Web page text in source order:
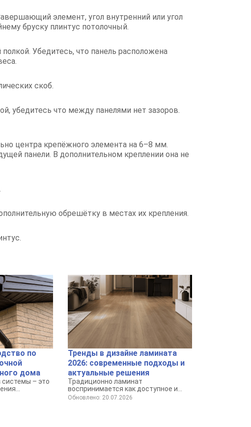
элемент, угол внутренний или угол
бруску плинтус потолочный.
Убедитесь, что панель расположена
скоб.
убедитесь что между панелями нет зазоров.
центра крепёжного элемента на 6–8 мм.
панели. В дополнительном креплении она не
обрешётку в местах их крепления.
по
дома
– это
вашего
Тренды в дизайне ламината
2026: современные подходы и
актуальные решения
Традиционно ламинат
воспринимается как доступное и
практичное покрытие для пола.
Обновлено: 20.07.2026